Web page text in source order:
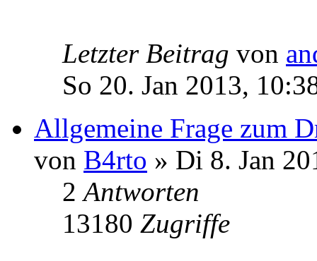
Letzter Beitrag von
So 20. Jan 2013,
Allgemeine Frage zum
von B4rto » Di 8. Jan
2Antworten
13180 Zugriffe